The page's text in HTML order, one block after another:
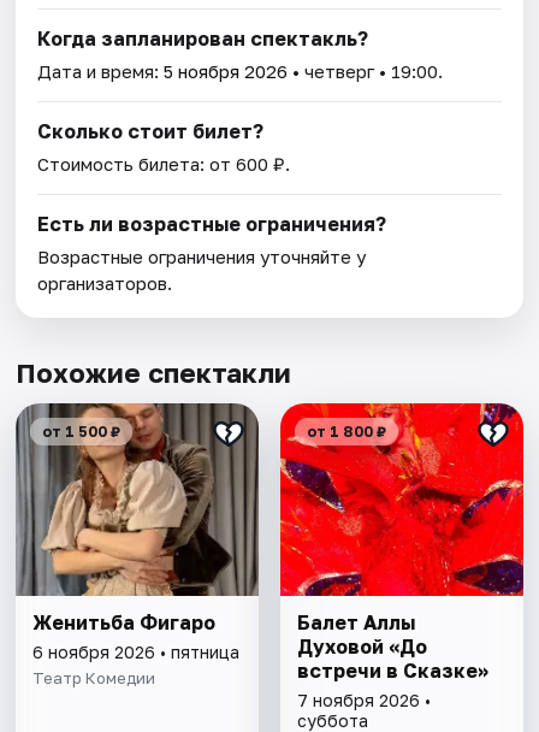
Когда запланирован спектакль?
Дата и время:5 ноября 2026 • четверг • 19:00.
Сколько стоит билет?
Стоимость билета: от 600 ₽.
Есть ли возрастные ограничения?
Возрастные ограничения уточняйте у
организаторов.
Похожие спектакли
от 1 500 ₽
Женитьба Фигаро
6 ноября 2026 • пятница
Театр Комедии
от 1 800 ₽
Балет Аллы
Духовой «До
встречи в Сказке»
7 ноября 2026 •
суббота